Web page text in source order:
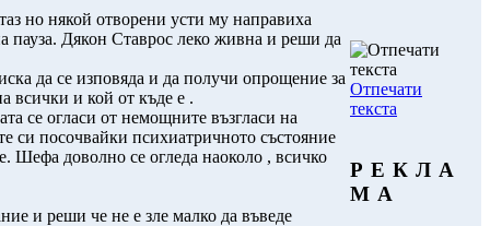
но някой отворени усти му направиха
пауза. Дякон Ставрос леко живна и реши да
да се изповяда и да получи опрощение за
всички и кой от къде е .
се огласи от немощните възгласи на
си посочвайки психиатричното състояние
Шефа доволно се огледа наоколо , всичко
и реши че не е зле малко да въведе
Отпечати
текста
Р Е К Л А
М А